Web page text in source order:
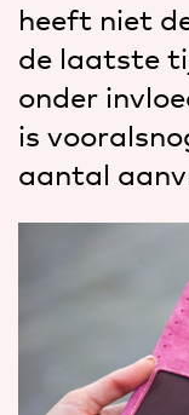
heeft niet
de laatste
onder
is
aantal